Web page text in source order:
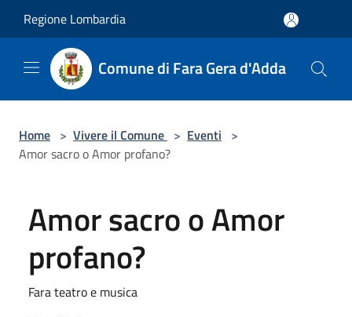
Regione Lombardia
Comune di Fara Gera d'Adda
Home > Vivere il Comune > Eventi >
Amor sacro o Amor profano?
Amor sacro o Amor
profano?
Fara teatro e musica